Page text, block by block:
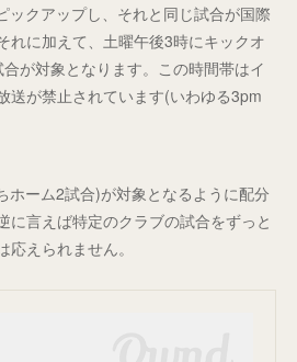
ックアップし、それと同じ試合が国際
れに加えて、土曜午後3時にキックオ
が対象となります。この時間帯はイ
送が禁止されています(いわゆる3pm
ホーム2試合)が対象となるように配分
に言えば特定のクラブの試合をずっと
えられません。